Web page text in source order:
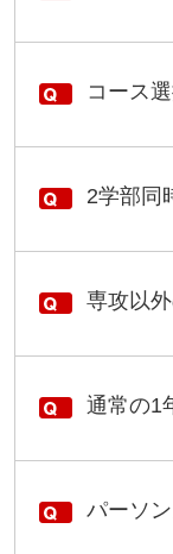
コース
2学部同
専攻以
通常の1
パーソ